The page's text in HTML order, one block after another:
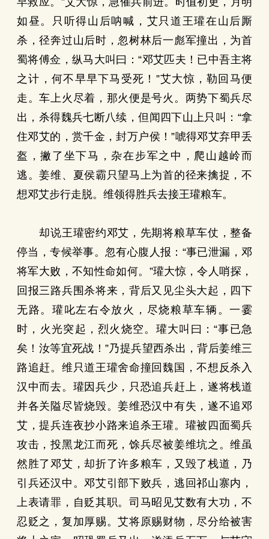
如昼。只听得山后呐喊，艾只道王瓘在山后厮
杀，径奔过山后时，忽树林后一彪军撞出，为首
蜀将傅佥，纵马大叫曰：“邓艾匹夫！已中吾主将
之计，何不早早下马受死！”艾大惊，勒回马便
走。车上火尽着，那火便是号火。两势下蜀兵尽
出，杀得魏兵七断八续，但闻四下山上只叫：“拿
住邓艾的，赏千金，封万户侯！”唬得邓艾弃甲丢
盔，撇了坐下马，杂在步军之中，爬山越岭而
逃。姜维、夏侯霸只望马上为首的径来擒捉，不
想邓艾步行走脱。维领得胜兵去接王瓘粮车。
却说王瓘密约邓艾，先期将粮草车仗，整备
停当，专候举事。忽有心腹人报：“事已泄漏，邓
将军大败，不知性命如何。”瓘大惊，令人哨探，
回报三路兵围杀将来，背后又见尘头大起，四下
无路。瓘叱左右令放火，尽烧粮草车辆。一霎
时，火光突起，烈火烧空。瓘大叫曰：“事已急
矣！汝等宜死战！”乃提兵望西杀出，背后姜维三
路追赶。维只道王瓘舍命撞回魏国，不想反杀入
汉中而去。瓘因兵少，只恐追兵赶上，遂将栈道
并各关隘尽皆烧毁。姜维恐汉中有失，遂不追邓
艾，提兵连夜抄小路来追杀王瓘。瓘被四面蜀兵
攻击，投黑龙江而死，馀兵尽被姜维坑之。维虽
然胜了邓艾，却折了许多粮车，又毁了栈道，乃
引兵还汉中。邓艾引部下败兵，逃回祁山寨内，
上表请罪，自贬其职。司马昭见艾数有大功，不
忍贬之，复加厚赐。艾将原赐财物，尽分给被害